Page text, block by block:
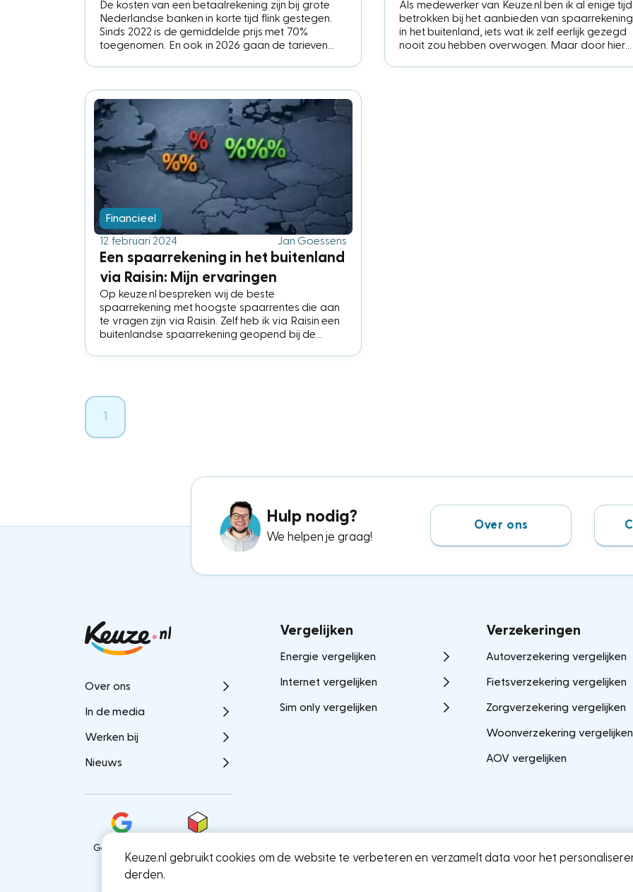
Keuze.nl gebruikt cookies om de website te verbeteren en verzamelt data voor het
derden.
De kosten van een betaalrekening zijn bij grote
Nederlandse banken in korte tijd flink gestegen.
Sinds 2022 is de gemiddelde prijs met 70%
toegenomen. En ook in 2026 gaan de tarieven
Als medewerker van Keuze.nl ben ik al enige tijd
betrokken bij het aanbieden van
in het buitenland, iets wat ik zelf eerlijk gezegd
nooit zou hebben overwogen. Maar door hier
Financieel
12 februari 2024
Jan Goessens
Een spaarrekening in het buitenland
via Raisin: Mijn ervaringen
Op keuze.nl bespreken wij de beste
spaarrekening met hoogste spaarrentes die aan
te vragen zijn via Raisin. Zelf heb ik via Raisin een
buitenlandse spaarrekening geopend bij de
1
Hulp nodig?
We helpen je graag!
Over ons
Over ons
In de media
Werken bij
Nieuws
Gemiddelde
score9,3
partner
Vergelijken
Energie vergelijken
Internet vergelijken
Sim only vergelijken
Verzekeringen
Autoverzekering vergelijken
Fietsverzekering vergelijken
Zorgverzekering vergelijken
Woonverzekering vergelijken
AOV vergelijken